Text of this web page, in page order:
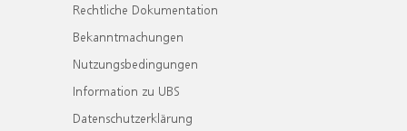
Rechtliche Dokumentation
Bekanntmachungen
Nutzungsbedingungen
Information zu UBS
Datenschutzerklärung